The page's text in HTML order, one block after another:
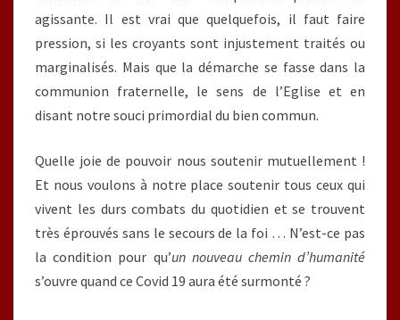
agissante. Il est vrai que quelquefois, il faut faire
pression, si les croyants sont injustement traités ou
marginalisés. Mais que la démarche se fasse dans la
communion fraternelle, le sens de l’Eglise et en
disant notre souci primordial du bien commun.
Quelle joie de pouvoir nous soutenir mutuellement !
Et nous voulons à notre place soutenir tous ceux qui
vivent les durs combats du quotidien et se trouvent
très éprouvés sans le secours de la foi … N’est-ce pas
la condition pour qu’un nouveau chemin d’humanité
s’ouvre quand ce Covid 19 aura été surmonté ?